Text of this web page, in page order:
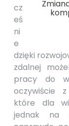
cz
eś
ni
e
dzięki
zdalnej
pracy do
oczywiście
które dla
jednak na